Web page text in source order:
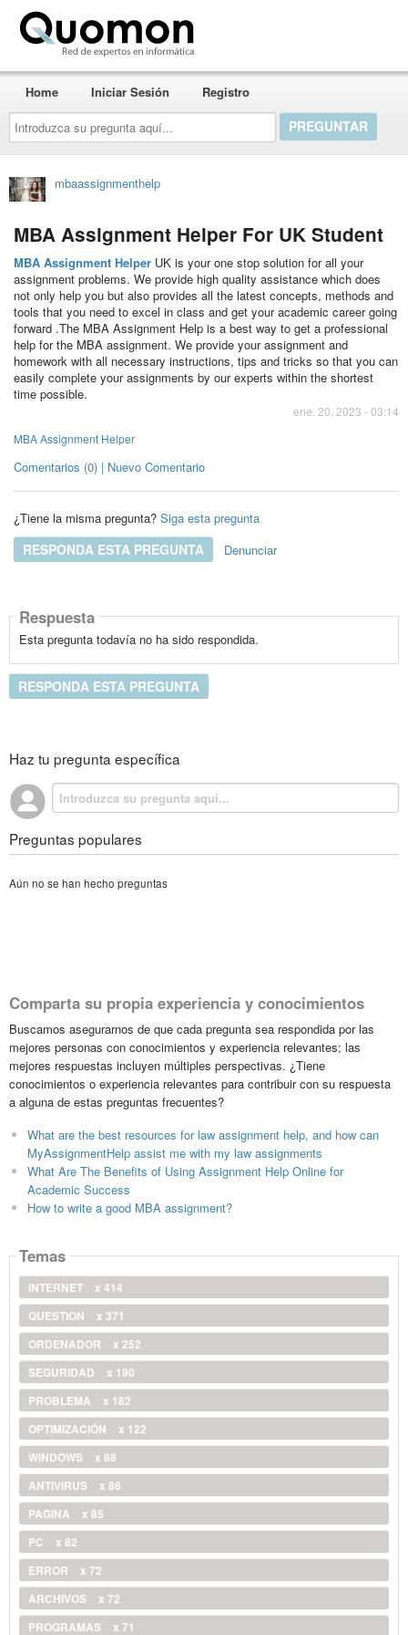
Introduzca
su
pregunta
aquí...
Home Iniciar Sesión Registro
mbaassignmenthelp
MBA Assignment Helper For UK Student
MBA Assignment Helper UK is your one stop solution for all your
assignment problems. We provide high quality assistance which does
not only help you but also provides all the latest concepts, methods and
tools that you need to excel in class and get your academic career going
forward .The MBA Assignment Help is a best way to get a professional
help for the MBA assignment. We provide your assignment and
homework with all necessary instructions, tips and tricks so that you can
easily complete your assignments by our experts within the shortest
time possible.
ene. 20, 2023 - 03:14
MBA Assignment Helper
Comentarios (0) | Nuevo Comentario
¿Tiene la misma pregunta? Siga esta pregunta
RESPONDA ESTA PREGUNTA Denunciar
Respuesta
Esta pregunta todavía no ha sido respondida.
RESPONDA ESTA PREGUNTA
Haz tu pregunta específica
Preguntas populares
Aún no se han hecho preguntas
Comparta su propia experiencia y conocimientos
Buscamos asegurarnos de que cada pregunta sea respondida por las
mejores personas con conocimientos y experiencia relevantes; las
mejores respuestas incluyen múltiples perspectivas. ¿Tiene
conocimientos o experiencia relevantes para contribuir con su respuesta
a alguna de estas preguntas frecuentes?
What are the best resources for law assignment help, and how can
MyAssignmentHelp assist me with my law assignments
What Are The Benefits of Using Assignment Help Online for
Academic Success
How to write a good MBA assignment?
Temas
INTERNET
x 414
QUESTION
x 371
ORDENADOR
x 252
SEGURIDAD
x 190
PROBLEMA
x 182
OPTIMIZACIÓN
x 122
WINDOWS
x 88
ANTIVIRUS
x 86
PAGINA
x 85
PC
x 82
ERROR
x 72
ARCHIVOS
x 72
PROGRAMAS
x 71